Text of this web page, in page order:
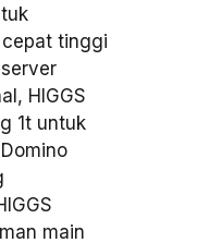
tinggi
HIGGS
1t untuk
main